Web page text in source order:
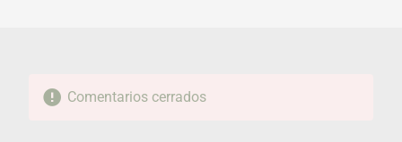
Comentarios cerrados